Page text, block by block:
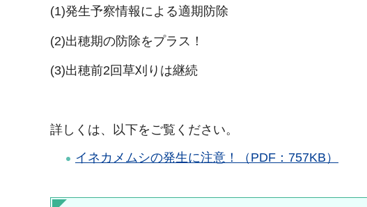
(1)発生予察情報による適期防除
(2)出穂期の防除をプラス！
(3)出穂前2回草刈りは継続
詳しくは、以下をご覧ください。
イネカメムシの発生に注意！（PDF：757KB）